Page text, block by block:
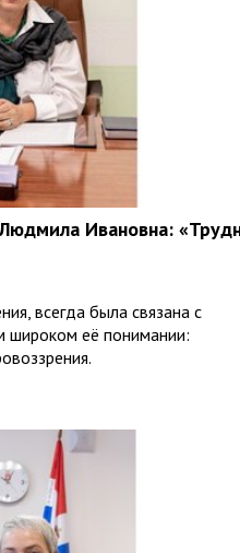
Ивановна:
всегда была связана с
широком её понимании: